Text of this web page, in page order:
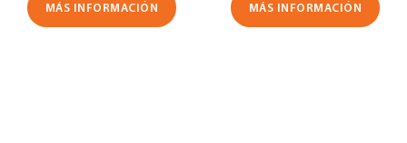
MÁS INFORMACIÓN MÁS INFORMACIÓN